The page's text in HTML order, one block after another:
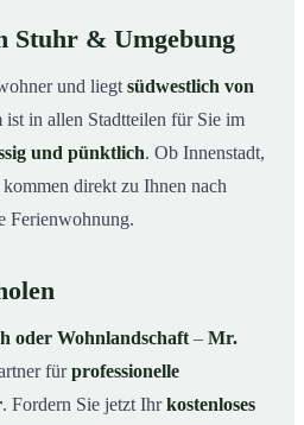
Stuhr & Umgebung
und liegt südwestlich von
ist in allen Stadtteilen für Sie im
und pünktlich. Ob Innenstadt,
direkt zu Ihnen nach
Ferienwohnung.
oder Wohnlandschaft – Mr.
fürprofessionelle
. Fordern Sie jetzt Ihrkostenloses